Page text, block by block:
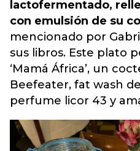
lactofermentado,
con emulsión de su
mencionado por
sus libros. Este plato
‘Mamá África’, un
Beefeater, fat wash
perfume licor 43 y